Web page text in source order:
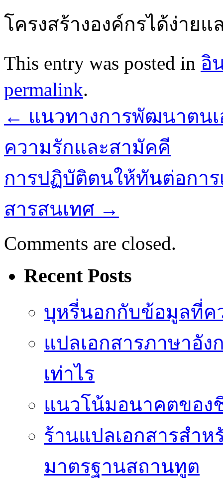
โครงสร้างองค์กรได้ง่าย
This entry was posted in อิ
permalink.
← แนวทางการพัฒนาตน
ความรักและสามัคคี
การปฏิบัติตนให้ทันต่อการ
สารสนเทศ →
Comments are closed.
Recent Posts
บุหรี่นอกกับข้อมูลที่ค
แปลเอกสารภาษาอั
เท่าไร
แนวโน้มอนาคตของ
ร้านแปลเอกสารสำ
มาตรฐานสถานทูต